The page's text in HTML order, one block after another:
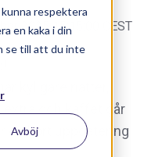
respektera
en kaka i din
se till att du inte
Avböj
2025 15:15:00 CEST
extra och kaffet går
en kort uppdatering